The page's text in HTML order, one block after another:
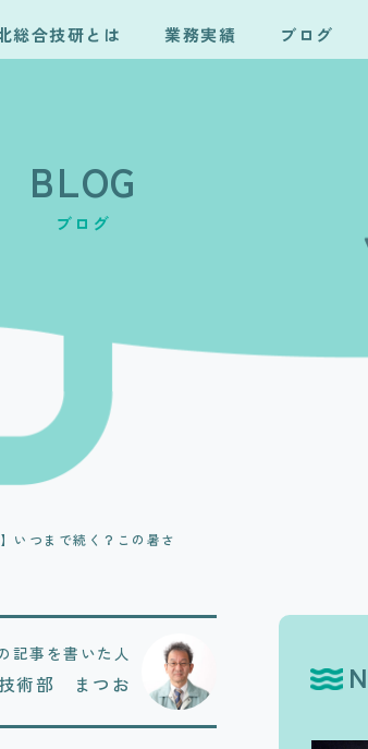
総合技研とは 業務実績 ブログ
BLOG
ブログ
いつまで続く？この暑さ
記事を書いた人
術部 まつお